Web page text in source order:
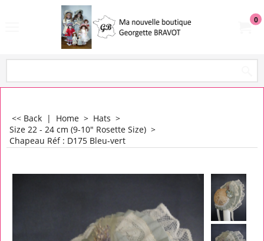
0
<< Back | Home > Hats >
Size 22 - 24 cm (9-10" Rosette Size) >
Chapeau Réf : D175 Bleu-vert